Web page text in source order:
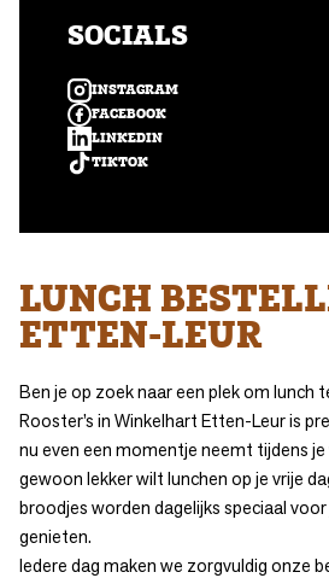
SOCIALS
INSTAGRAM
FACEBOOK
LINKEDIN
TIKTOK
LUNCH
ETTEN-LEUR
Ben je op zoek naar een plek om lunch
Rooster’s in Winkelhart Etten-Leur is
nu even een momentje neemt tijdens
gewoon lekker wilt lunchen op je vrije
broodjes worden dagelijks speciaal
genieten.
Iedere dag maken we zorgvuldig onze